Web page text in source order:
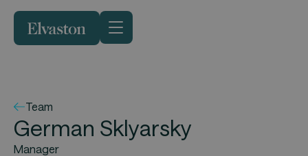
Team
German Sklyarsky
Manager